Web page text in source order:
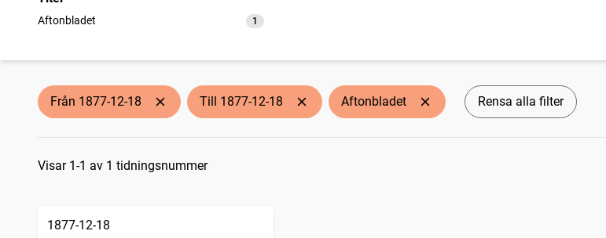
Aftonbladet 1
träffar
Från 1877-12-18 Till 1877-12-18 Aftonbladet Rensa alla filter
Sökresultat
Visar 1-1 av 1 tidningsnummer
1877-12-18